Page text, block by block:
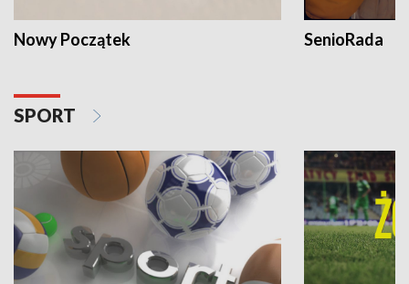
Nowy Początek SenioRada
SPORT